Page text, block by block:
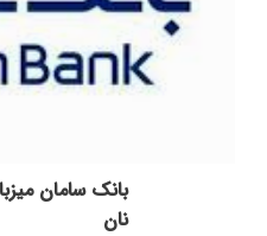
بانک سامان
نان